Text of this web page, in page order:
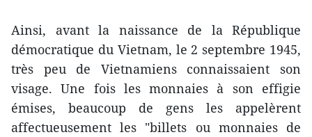
Ainsi, avant la naissance de la République
démocratique du Vietnam, le 2 septembre 1945,
très peu de Vietnamiens connaissaient son
visage. Une fois les monnaies à son effigie
émises, beaucoup de gens les appelèrent
affectueusement les "billets ou monnaies de